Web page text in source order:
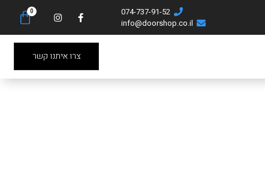
074-737-91-52
info@doorshop.co.il
צרו איתנו קשר